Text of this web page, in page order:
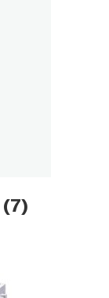
(7)